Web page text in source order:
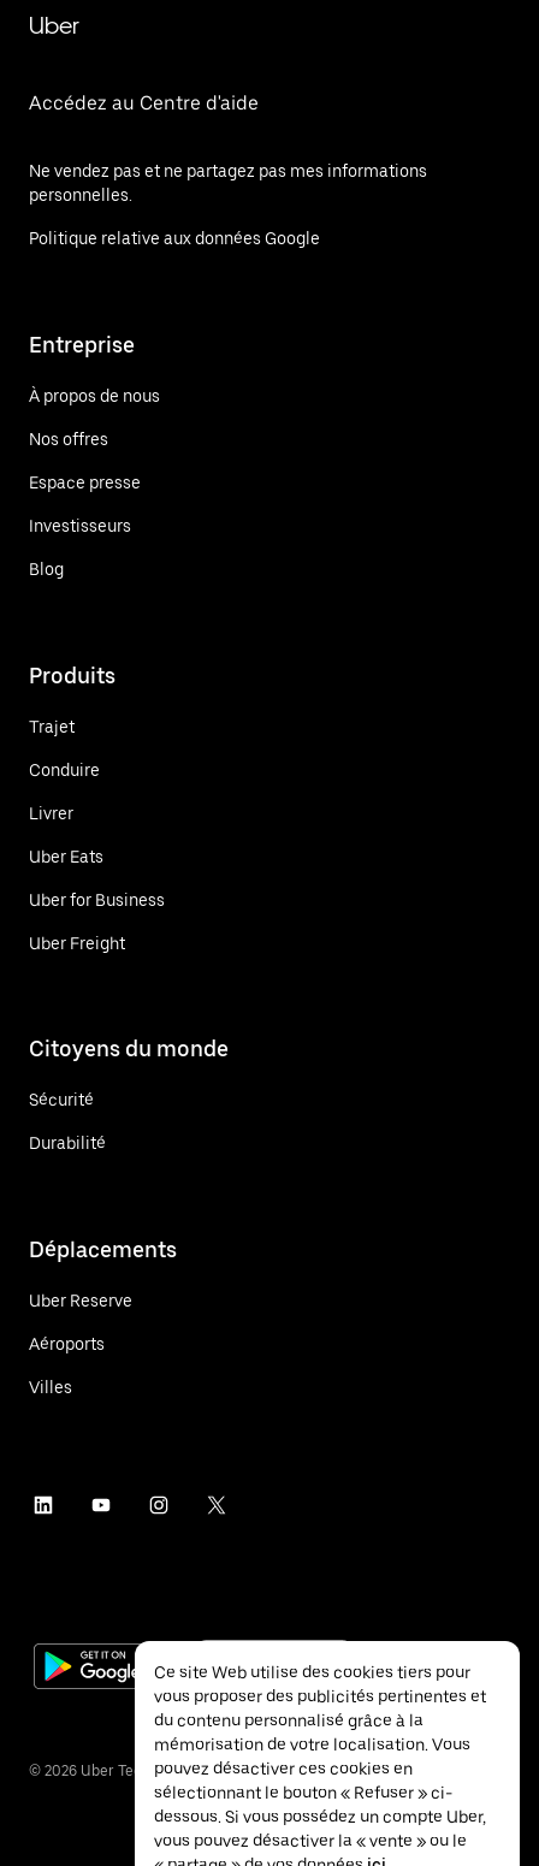
Uber
Accédez au Centre d'aide
Ne vendez pas et ne partagez pas mes informations
personnelles.
Politique relative aux données Google
Entreprise
À propos de nous
Nos offres
Espace presse
Investisseurs
Blog
Produits
Trajet
Conduire
Livrer
Uber Eats
Uber for Business
Uber Freight
Citoyens du monde
Sécurité
Durabilité
Déplacements
Uber Reserve
Aéroports
Villes
© 2026 Uber Technologies Inc.
Ce site Web utilise des cookies tiers pour
vous proposer des publicités pertinentes et
du contenu personnalisé grâce à la
mémorisation de votre localisation. Vous
pouvez désactiver ces cookies en
sélectionnant le bouton « Refuser » ci-
dessous. Si vous possédez un compte Uber,
vous pouvez désactiver la « vente » ou le